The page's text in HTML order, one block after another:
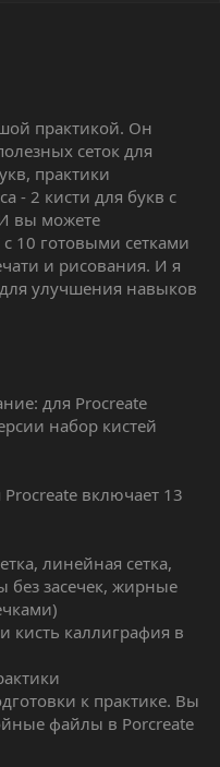
практикой. Он
сеток для
практики
- 2 кисти для букв с
вы можете
10 готовыми сетками
и рисования. И я
улучшения навыков
для Procreate
набор кистей
включает 13
линейная сетка,
без засечек, жирные
кисть каллиграфия в
к практике. Вы
файлы в Porcreate